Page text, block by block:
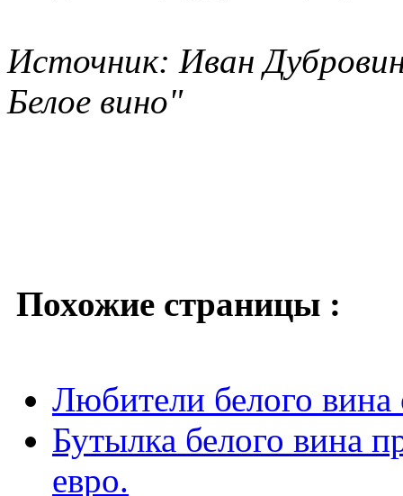
Источник: Иван
Белое вино"
Похожие страницы :
Любители белого
Бутылка белого вина
евро.